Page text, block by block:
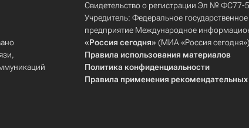
Свидетельство о регистрации Эл № ФС77-
Учредитель: Федеральное
предприятие Международное
«Россия сегодня» (МИА «Россия
Правила использования материалов
Политика конфиденциальности
Правила применения рекомендательных